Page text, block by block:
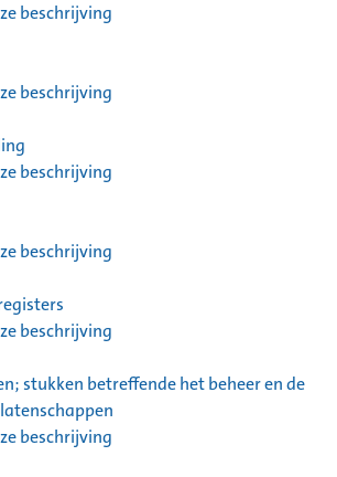
beschrijving
beschrijving
beschrijving
beschrijving
beschrijving
stukken betreffende het beheer en de
beschrijving